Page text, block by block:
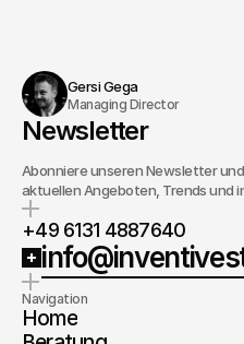
Gersi Gega
Managing Director
Newsletter
Abonniere unseren Newsletter
aktuellen Angeboten, Trends und
+49 6131 4887640
Navigation
Home